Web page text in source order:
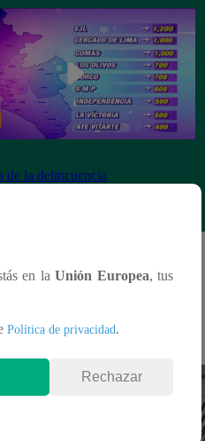
de la delincuencia
en laUnión Europea, tus
Política de privacidad.
Rechazar